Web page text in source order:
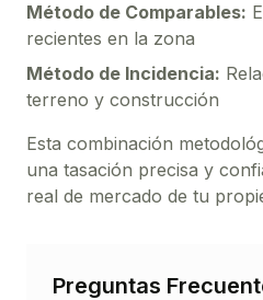
Método de Comparables:
recientes en la zona
Método de Incidencia:
terreno y construcción
Esta combinación
una tasación precisa y
real de mercado de tu
Preguntas